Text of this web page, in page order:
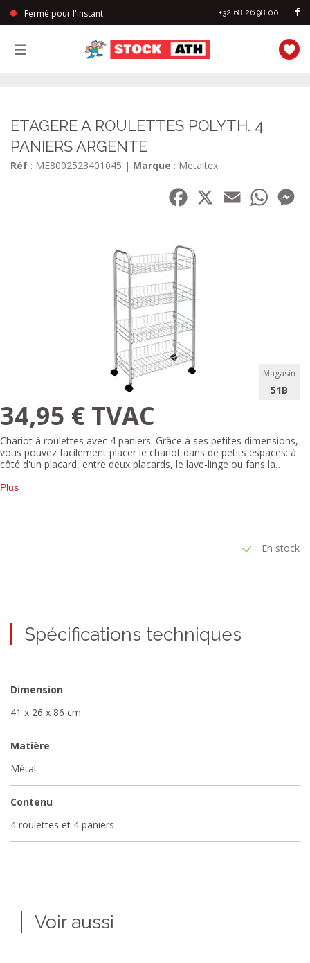
Fermé pour l'instant +32 68 26 98 00
ETAGERE A ROULETTES POLYTH. 4
PANIERS ARGENTE
Réf : ME8002523401045 | Marque : Metaltex
Facebook
Email
Magasin
51B
34,95 € TVAC
Chariot à roulettes avec 4 paniers. Grâce à ses petites dimensions,
vous pouvez facilement placer le chariot dans de petits espaces: à
côté d'un placard, entre deux placards, le lave-linge ou fans la
un revêtement Polytherm gris argenté dur et est donc antistatique,
Plus
En stock
Spécifications techniques
Dimension
41 x 26 x 86 cm
Matière
Métal
Contenu
4 roulettes et 4 paniers
Voir aussi